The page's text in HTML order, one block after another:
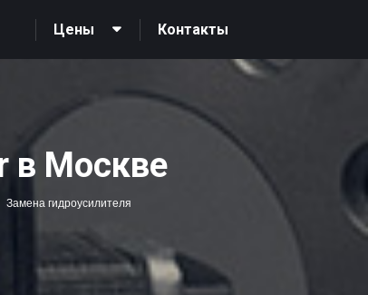
Цены Контакты
в Москве
Замена гидроусилителя